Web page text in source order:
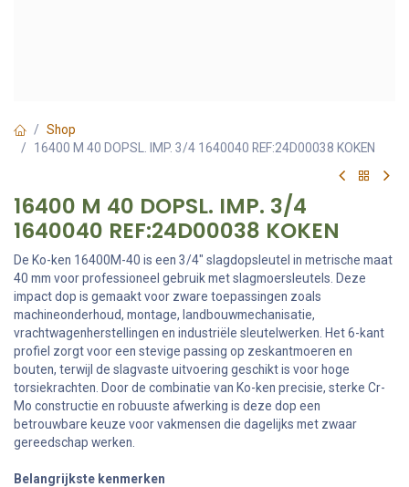
Shop
16400 M 40 DOPSL. IMP. 3/4 1640040 REF:24D00038 KOKEN
16400 M 40 DOPSL. IMP. 3/4
1640040 REF:24D00038 KOKEN
De Ko-ken 16400M-40 is een 3/4" slagdopsleutel in metrische maat
40 mm voor professioneel gebruik met slagmoersleutels. Deze
impact dop is gemaakt voor zware toepassingen zoals
machineonderhoud, montage, landbouwmechanisatie,
vrachtwagenherstellingen en industriële sleutelwerken. Het 6-kant
profiel zorgt voor een stevige passing op zeskantmoeren en
bouten, terwijl de slagvaste uitvoering geschikt is voor hoge
torsiekrachten. Door de combinatie van Ko-ken precisie, sterke Cr-
Mo constructie en robuuste afwerking is deze dop een
betrouwbare keuze voor vakmensen die dagelijks met zwaar
gereedschap werken.
Belangrijkste kenmerken